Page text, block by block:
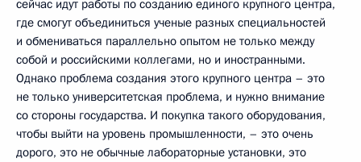
сейчас идут работы по созданию единого крупного центра,
где смогут объединиться ученые разных специальностей
и обмениваться параллельно опытом не только между
собой и российскими коллегами, но и иностранными.
Однако проблема создания этого крупного центра – это
не только университетская проблема, и нужно внимание
со стороны государства. И покупка такого оборудования,
чтобы выйти на уровень промышленности, – это очень
дорого, это не обычные лабораторные установки, это